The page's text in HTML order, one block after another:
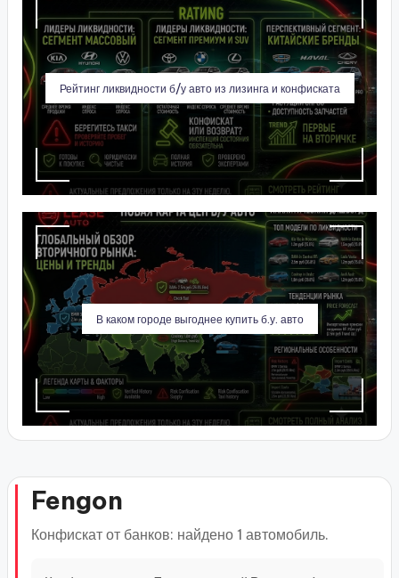
Рейтинг ликвидности б/у авто из лизинга и конфиската
В каком городе выгоднее купить б.у. авто
Fengon
Конфискат от банков: найдено 1 автомобиль.